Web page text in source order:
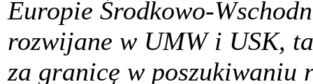
Europie Środkowo-
rozwijane w UMW i USK,
za granicę w poszukiwaniu